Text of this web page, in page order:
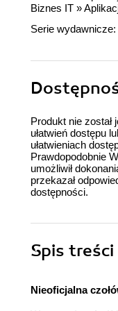
Biznes IT »
Serie wydawnicze:
Produkt nie
ułatwień dostępu
ułatwieniach
Prawdopodobnie
umożliwił
przekazał
dostępności.
Spis treści
Nieoficjalna